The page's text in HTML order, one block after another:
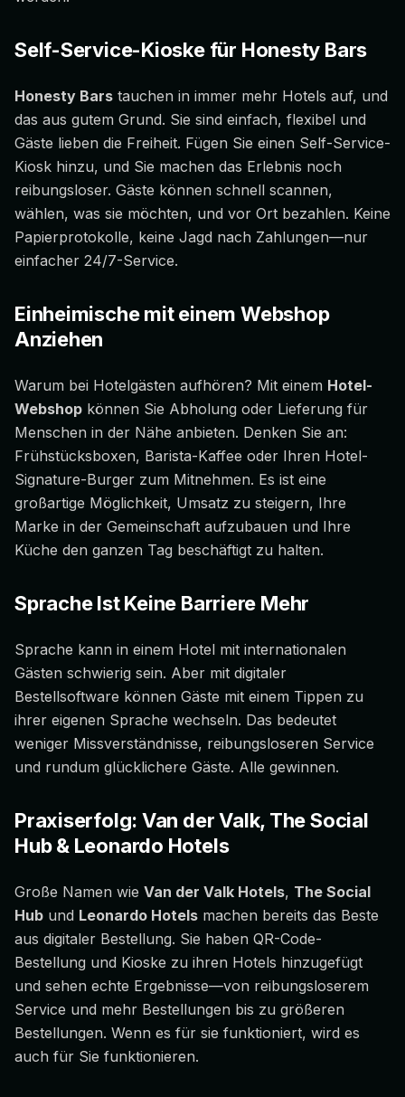
Self-Service-Kioske für Honesty Bars
Honesty Bars tauchen in immer mehr Hotels auf, und
das aus gutem Grund. Sie sind einfach, flexibel und
Gäste lieben die Freiheit. Fügen Sie einen Self-Service-
Kiosk hinzu, und Sie machen das Erlebnis noch
reibungsloser. Gäste können schnell scannen,
wählen, was sie möchten, und vor Ort bezahlen. Keine
Papierprotokolle, keine Jagd nach Zahlungen—nur
einfacher 24/7-Service.
Einheimische mit einem Webshop
Anziehen
Warum bei Hotelgästen aufhören? Mit einem Hotel-
Webshop können Sie Abholung oder Lieferung für
Menschen in der Nähe anbieten. Denken Sie an:
Frühstücksboxen, Barista-Kaffee oder Ihren Hotel-
Signature-Burger zum Mitnehmen. Es ist eine
großartige Möglichkeit, Umsatz zu steigern, Ihre
Marke in der Gemeinschaft aufzubauen und Ihre
Küche den ganzen Tag beschäftigt zu halten.
Sprache Ist Keine Barriere Mehr
Sprache kann in einem Hotel mit internationalen
Gästen schwierig sein. Aber mit digitaler
Bestellsoftware können Gäste mit einem Tippen zu
ihrer eigenen Sprache wechseln. Das bedeutet
weniger Missverständnisse, reibungsloseren Service
und rundum glücklichere Gäste. Alle gewinnen.
Praxiserfolg: Van der Valk, The Social
Hub & Leonardo Hotels
Große Namen wie Van der Valk Hotels, The Social
Hub und Leonardo Hotels machen bereits das Beste
aus digitaler Bestellung. Sie haben QR-Code-
Bestellung und Kioske zu ihren Hotels hinzugefügt
und sehen echte Ergebnisse—von reibungsloserem
Service und mehr Bestellungen bis zu größeren
Bestellungen. Wenn es für sie funktioniert, wird es
auch für Sie funktionieren.